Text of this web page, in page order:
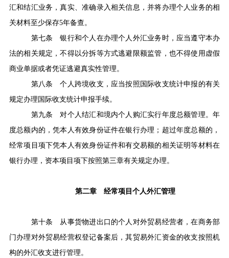
汇和结汇业务，真实、准确录入相关信息，并将办理个人业务的相
关材料至少保存5年备查。
第七条
银行和个人在办理个人外汇业务时，应当遵守本办
法的相关规定，不得以分拆等方式逃避限额监管，也不得使用虚假
商业单据或者凭证逃避真实性管理。
第八条
个 人跨境收支，应当按照国际收支统计申报的有关
规定办理国际收支统计申报手续。
第九条
对个人结汇和境内个人购汇实行年度总额管理。年
度总额内的，凭本人有效身份证件在银行办理；超过年度总额的，
经常项目项下凭本人有效身份证件和有交易额的相关证明等材料在
银行办理，资本项目项下按照第三章有关规定办理。
第二章 经常项目个人外汇管理
第十条
从事货物进出口的个人对外贸易经营者，在商务部
门办理对外贸易经营权登记备案后，其贸易外汇资金的收支按照机
构的外汇收支进行管理。